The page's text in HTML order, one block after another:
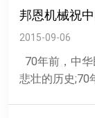
2015-09-06
70年前，中
悲壮的历史;70